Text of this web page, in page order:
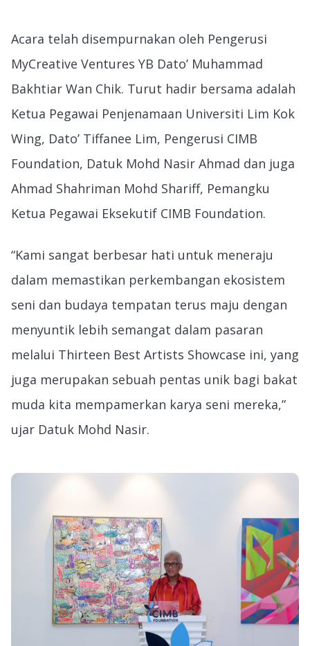
Acara telah disempurnakan oleh Pengerusi
MyCreative Ventures YB Dato’ Muhammad
Bakhtiar Wan Chik. Turut hadir bersama adalah
Ketua Pegawai Penjenamaan Universiti Lim Kok
Wing, Dato’ Tiffanee Lim, Pengerusi CIMB
Foundation, Datuk Mohd Nasir Ahmad dan juga
Ahmad Shahriman Mohd Shariff, Pemangku
Ketua Pegawai Eksekutif CIMB Foundation.
“Kami sangat berbesar hati untuk meneraju
dalam memastikan perkembangan ekosistem
seni dan budaya tempatan terus maju dengan
menyuntik lebih semangat dalam pasaran
melalui Thirteen Best Artists Showcase ini, yang
juga merupakan sebuah pentas unik bagi bakat
muda kita mempamerkan karya seni mereka,”
ujar Datuk Mohd Nasir.